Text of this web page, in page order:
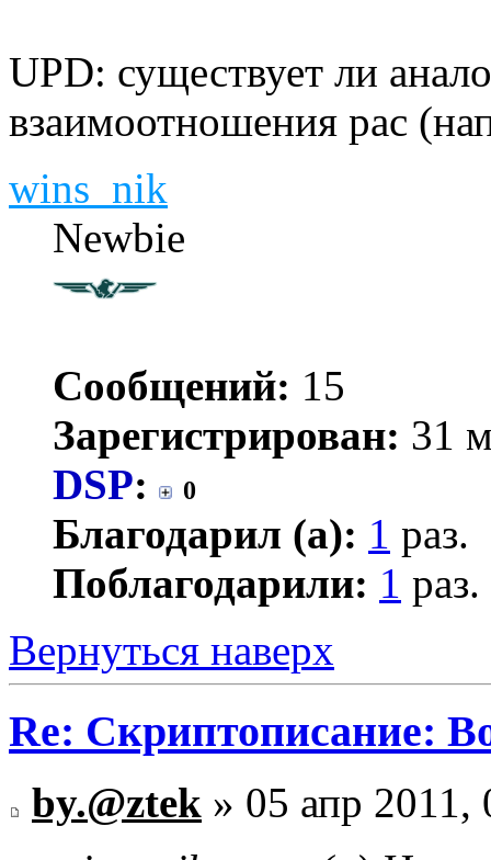
UPD: существует ли
взаимоотношения рас
wins_nik
Newbie
Сообщений: 15
Зарегистрирован: 31
DSP: 0
Благодарил (а): 1 раз.
Поблагодарили: 1 раз.
Вернуться наверх
Re: Скриптописание:
by.@ztek » 05 апр 2011,